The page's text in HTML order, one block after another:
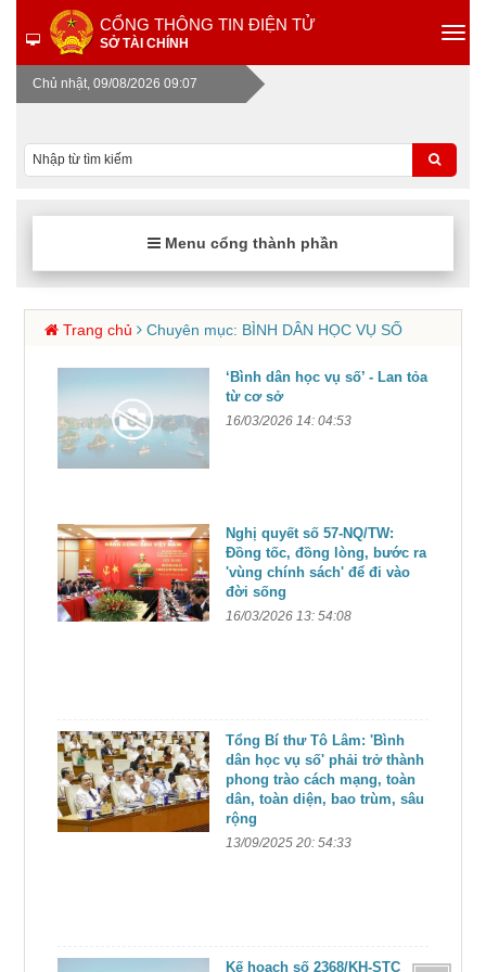
CỔNG THÔNG TIN ĐIỆN TỬ
SỞ TÀI CHÍNH
Chủ nhật, 09/08/2026 09:07
Menu cổng thành phần
Trang chủ Chuyên mục: BÌNH DÂN HỌC VỤ SỐ
‘Bình dân học vụ số’ - Lan tỏa
từ cơ sở
16/03/2026 14: 04:53
Nghị quyết số 57-NQ/TW:
Đồng tốc, đồng lòng, bước ra
'vùng chính sách' để đi vào
đời sống
16/03/2026 13: 54:08
Tổng Bí thư Tô Lâm: 'Bình
dân học vụ số' phải trở thành
phong trào cách mạng, toàn
dân, toàn diện, bao trùm, sâu
rộng
13/09/2025 20: 54:33
Kế hoạch số 2368/KH-STC